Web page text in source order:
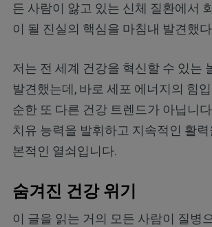
든 사람이 앓고 있는 신체 질환에서
이 될 진실의 핵심을 마침내 발견했
저는 전 세계 건강을 혁신할 수 있는
발견했는데, 바로 세포 에너지의 힘
순한 또 다른 건강 트렌드가 아닙니
치유 능력을 발휘하고 지속적인 활
본적인 열쇠입니다.
숨겨진 건강 위기
이 글을 읽는 거의 모든 사람이 질병